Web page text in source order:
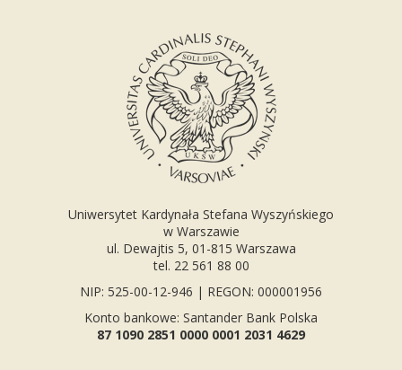
Uniwersytet Kardynała Stefana Wyszyńskiego
w Warszawie
ul. Dewajtis 5, 01-815 Warszawa
tel. 22 561 88 00
NIP: 525-00-12-946 | REGON: 000001956
Konto bankowe: Santander Bank Polska
87 1090 2851 0000 0001 2031 4629